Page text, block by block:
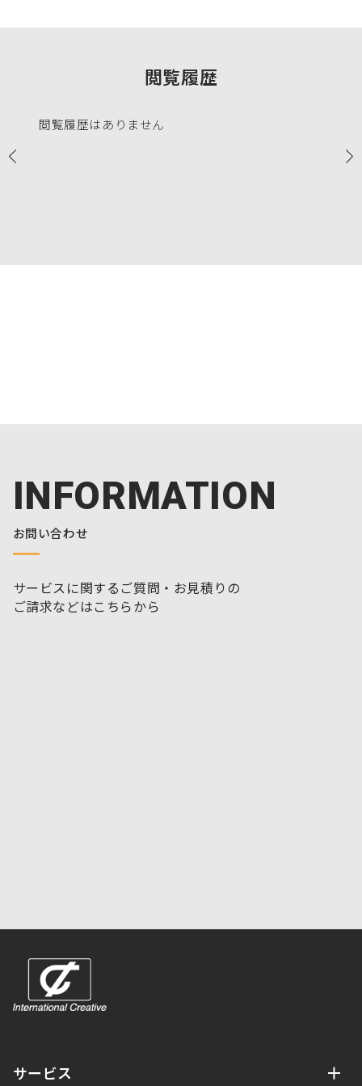
閲覧履歴
閲覧履歴はありません
INFORMATION
お問い合わせ
サービスに関するご質問・お見積りの
ご請求などはこちらから
サービス